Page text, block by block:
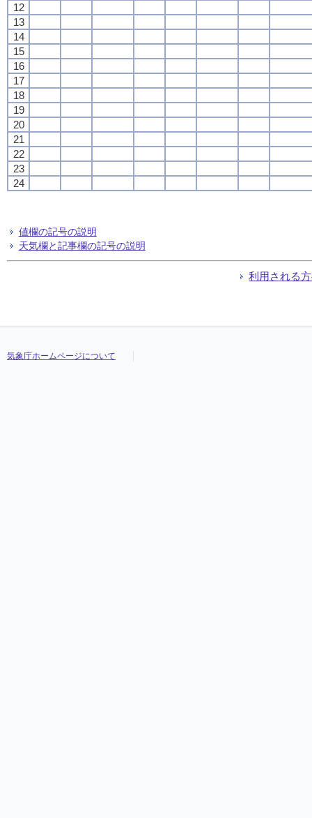
12
13
14
15
16
17
18
19
20
21
22
23
24
値欄の記号の説明
天気欄と記事欄の記号の説明
利用される
気象庁ホームページについて